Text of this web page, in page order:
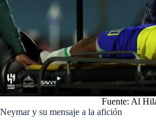
Fuente: Al
Neymar y su mensaje a la afición